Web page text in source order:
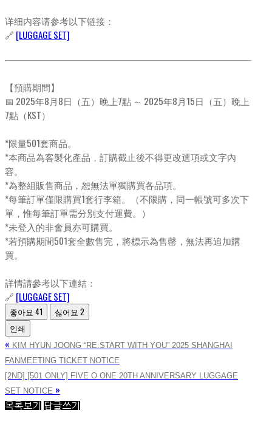
详细内容请参考以下链接：
🔗 [LUGGAGE SET]
【預購期間】
📅 2025年8月8日（五）晚上7點 ～ 2025年8月15日（五）晚上
7點（KST）
*限量501套商品。
*本商品為客製化產品，訂購截止後不得更改選項或文字內
容。
*為整組販售商品，恕無法單獨購買各品項。
*每筆訂單僅限購買1套行李箱。（不限購，同一帳號可多次下
單，惟每筆訂單需分別支付運費。）
*未登入的非會員亦可購買。
*若預購期間501套全數售完，將標示為售罄，無法再追加購
買。
詳情請參考以下連結：
🔗 [LUGGAGE SET]
좋아요 41 싫어요 2
인쇄
« KIM HYUN JOONG “RE:START WITH YOU” 2025 SHANGHAI
FANMEETING TICKET NOTICE
[2ND] [501 ONLY] FIVE O ONE 20TH ANNIVERSARY LUGGAGE
SET NOTICE »
목록보기 답글쓰기